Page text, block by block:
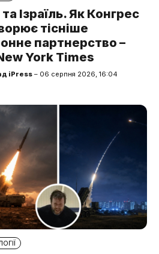
Ізраїль. Як Конгрес
тісніше
партнерство –
York Times
iPress – 06 серпня 2026, 16:04